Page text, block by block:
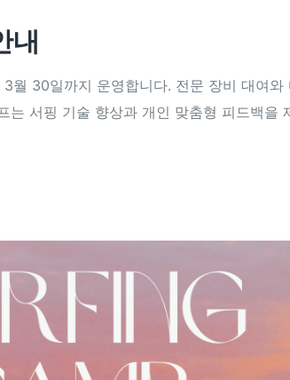
내
월 30일까지 운영합니다. 전문 장비 대여와
서핑 기술 향상과 개인 맞춤형 피드백을